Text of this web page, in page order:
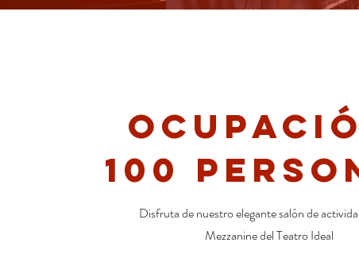
100
Disfruta de nuestro elegante salón de
Mezzanine del Teatro Ideal